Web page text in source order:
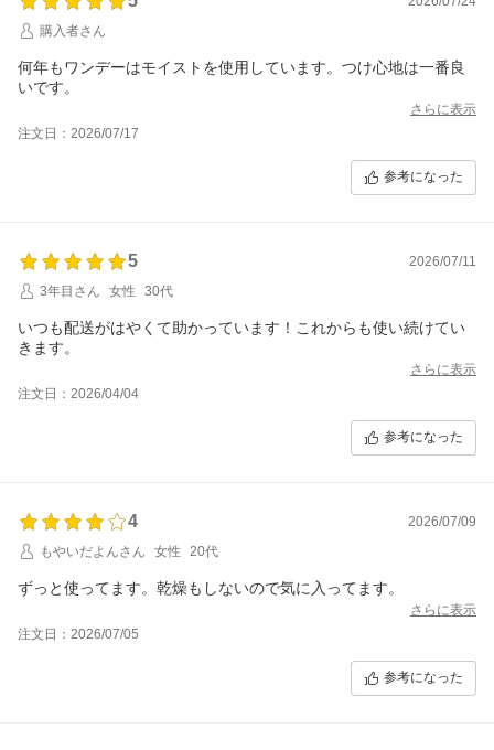
購入者さん
何年もワンデーはモイストを使用しています。つけ心地は一番良
いです。
さらに表示
注文日：2026/07/17
参考になった
5
2026/07/11
3年目さん
女性 30代
いつも配送がはやくて助かっています！これからも使い続けてい
きます。
さらに表示
注文日：2026/04/04
参考になった
4
2026/07/09
もやいだよんさん
女性 20代
ずっと使ってます。乾燥もしないので気に入ってます。
さらに表示
注文日：2026/07/05
参考になった